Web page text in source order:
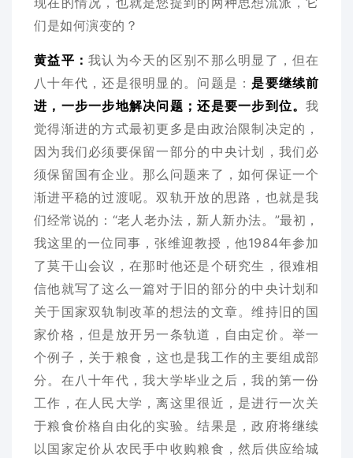
们是如何演变的？
黄益平：我认为今天的区别不那么明显了，但在
八十年代，还是很明显的。问题是：是要继续前
进，一步一步地解决问题；还是要一步到位。我
觉得渐进的方式最初更多是由政治限制决定的，
因为我们必须要保留一部分的中央计划，我们必
须保留国有企业。那么问题来了，如何保证一个
渐进平稳的过渡呢。双轨开放的思路，也就是我
们经常说的：“老人老办法，新人新办法。”最初，
我这里的一位同事，张维迎教授，他1984年参加
了莫干山会议，在那时他还是个研究生，很难相
信他就写了这么一篇对于旧的部分的中央计划和
关于国家双轨制改革的想法的文章。维持旧的国
家价格，但是放开另一条轨道，自由定价。举一
个例子，关于粮食，这也是我工作的主要组成部
分。在八十年代，我大学毕业之后，我的第一份
工作，在人民大学，离这里很近，是进行一次关
于粮食价格自由化的实验。结果是，政府将继续
以国家定价从农民手中收购粮食，然后供应给城